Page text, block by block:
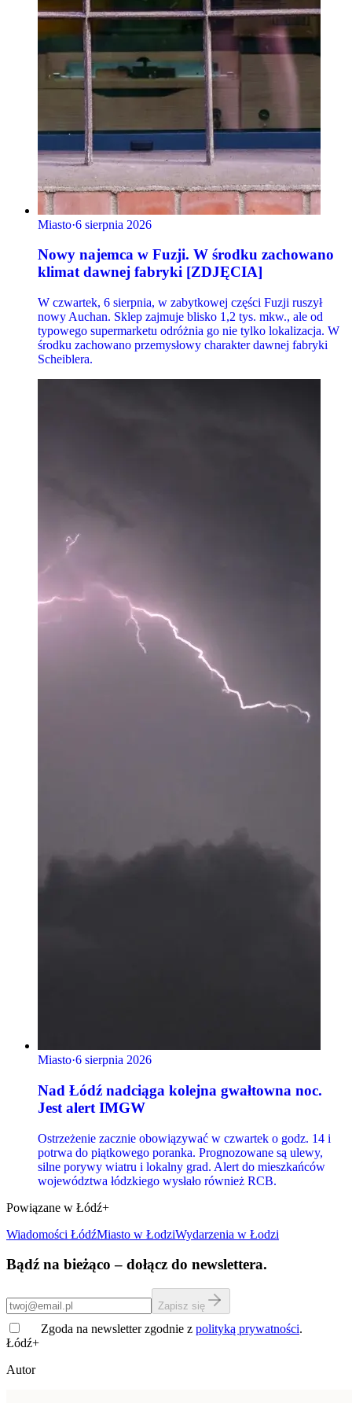
Miasto·6 sierpnia 2026
Nowy najemca w Fuzji. W środku zachowano
klimat dawnej fabryki [ZDJĘCIA]
W czwartek, 6 sierpnia, w zabytkowej części Fuzji ruszył
nowy Auchan. Sklep zajmuje blisko 1,2 tys. mkw., ale od
typowego supermarketu odróżnia go nie tylko lokalizacja. W
środku zachowano przemysłowy charakter dawnej fabryki
Scheiblera.
Miasto·6 sierpnia 2026
Nad Łódź nadciąga kolejna gwałtowna noc.
Jest alert IMGW
Ostrzeżenie zacznie obowiązywać w czwartek o godz. 14 i
potrwa do piątkowego poranka. Prognozowane są ulewy,
silne porywy wiatru i lokalny grad. Alert do mieszkańców
województwa łódzkiego wysłało również RCB.
Powiązane w Łódź+
Wiadomości ŁódźMiasto w ŁodziWydarzenia w Łodzi
Bądź na bieżąco – dołącz do newslettera.
Zapisz się
Zgoda na newsletter zgodnie z polityką prywatności.
Łódź+
Autor